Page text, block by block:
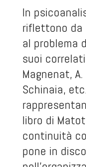
In
riflettono da
al problema
suoi
Magnenat,
Schinaia,
libro di
continuità
pone in